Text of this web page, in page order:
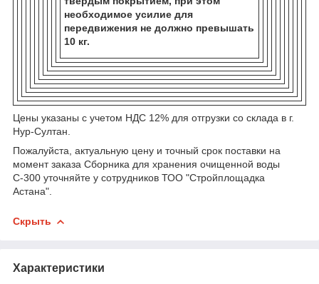
необходимое усилие для
передвижения не должно превышать
10 кг.
Цены указаны с учетом НДС 12% для отгрузки со склада в г.
Нур-Султан.
Пожалуйста, актуальную цену и точный срок поставки на
момент заказа Сборника для хранения очищенной воды
С-300 уточняйте у сотрудников ТОО "Стройплощадка
Астана".
Скрыть
Характеристики